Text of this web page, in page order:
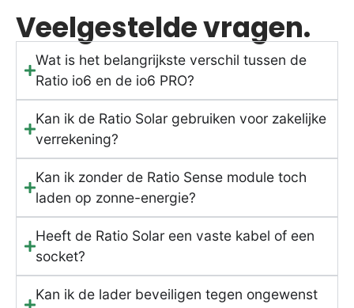
Veelgestelde vragen.
Wat is het belangrijkste verschil tussen de
Ratio io6 en de io6 PRO?
Kan ik de Ratio Solar gebruiken voor zakelijke
verrekening?
Kan ik zonder de Ratio Sense module toch
laden op zonne-energie?
Heeft de Ratio Solar een vaste kabel of een
socket?
Kan ik de lader beveiligen tegen ongewenst